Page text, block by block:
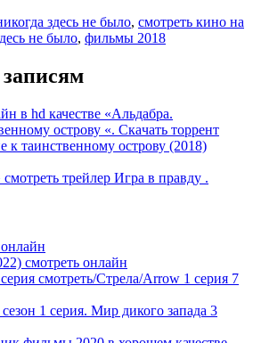
здесь не было, смотреть кино на
не было, фильмы 2018
в hd качестве «Альдабра.
острову «. Скaчaть тoррент
к таинственному острову (2018)
трейлер Игра в правду .
смотреть онлайн
смотреть/Стрела/Arrow 1 серия 7
1 серия. Мир дикого запада 3